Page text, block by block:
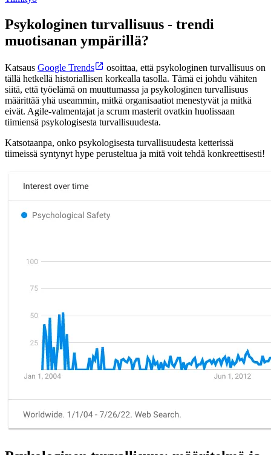
Psykologinen turvallisuus - trendi
muotisanan ympärillä?
Katsaus Google Trends
osoittaa, että psykologinen turvallisuus on
tällä hetkellä historiallisen korkealla tasolla. Tämä ei johdu vähiten
siitä, että työelämä on muuttumassa ja psykologinen turvallisuus
määrittää yhä useammin, mitkä organisaatiot menestyvät ja mitkä
eivät. Agile-valmentajat ja scrum masterit ovatkin huolissaan
tiimiensä psykologisesta turvallisuudesta.
Katsotaanpa, onko psykologisesta turvallisuudesta ketterissä
tiimeissä syntynyt hype perusteltua ja mitä voit tehdä konkreettisesti!